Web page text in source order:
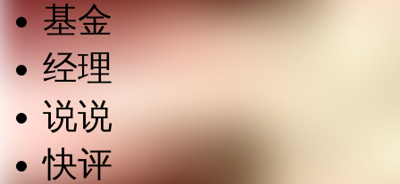
基金
经理
说说
快评